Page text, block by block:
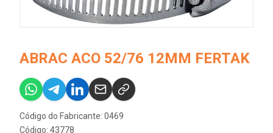
ABRAC ACO 52/76 12MM FERTAK
Código do Fabricante: 0469
Código: 43778